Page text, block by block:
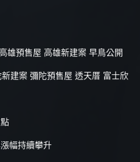
雄預售屋 高雄新建案 早鳥公開
建案 彌陀預售屋 透天厝 富士欣
幅持續攀升